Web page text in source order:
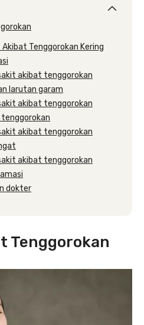
Tenggorokan Kering
akibat tenggorokan
larutan garam
akibat tenggorokan
tenggorokan
akibat tenggorokan
akibat tenggorokan
dokter
Tenggorokan